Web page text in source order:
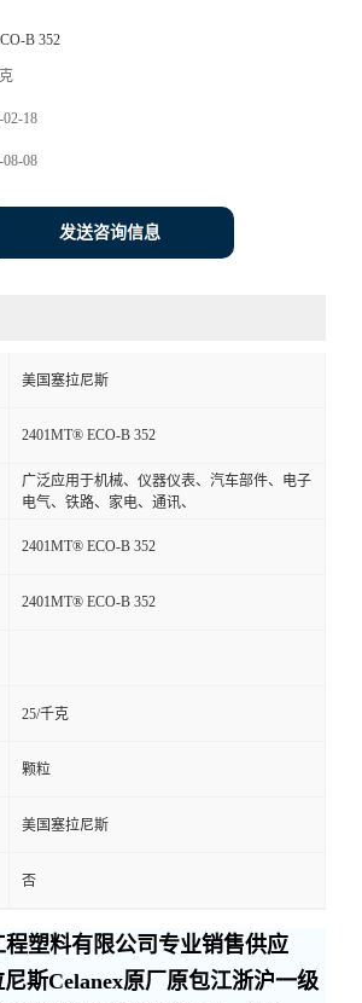
B 352
02-18
08-08
发送咨询信息
美国塞拉尼斯
2401MT® ECO-B 352
广泛应用于机械、仪器仪表、汽车部件、电子
电气、铁路、家电、通讯、
2401MT® ECO-B 352
2401MT® ECO-B 352
25/千克
颗粒
美国塞拉尼斯
否
塑料有限公司专业销售供应
斯Celanex原厂原包江浙沪一级